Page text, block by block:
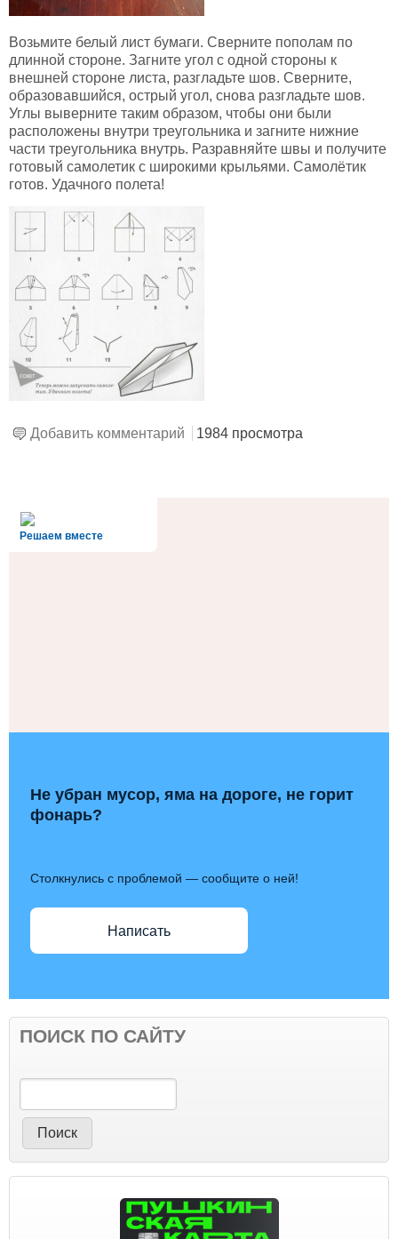
Возьмите белый лист бумаги. Сверните пополам по
длинной стороне. Загните угол с одной стороны к
внешней стороне листа, разгладьте шов. Сверните,
образовавшийся, острый угол, снова разгладьте шов.
Углы выверните таким образом, чтобы они были
расположены внутри треугольника и загните нижние
части треугольника внутрь. Разравняйте швы и получите
готовый самолетик с широкими крыльями. Самолётик
готов. Удачного полета!
Добавить комментарий 1984 просмотра
Решаем вместе
Не убран мусор, яма на дороге, не горит
фонарь?
Столкнулись с проблемой — сообщите о ней!
Написать
ПОИСК ПО САЙТУ
Поиск